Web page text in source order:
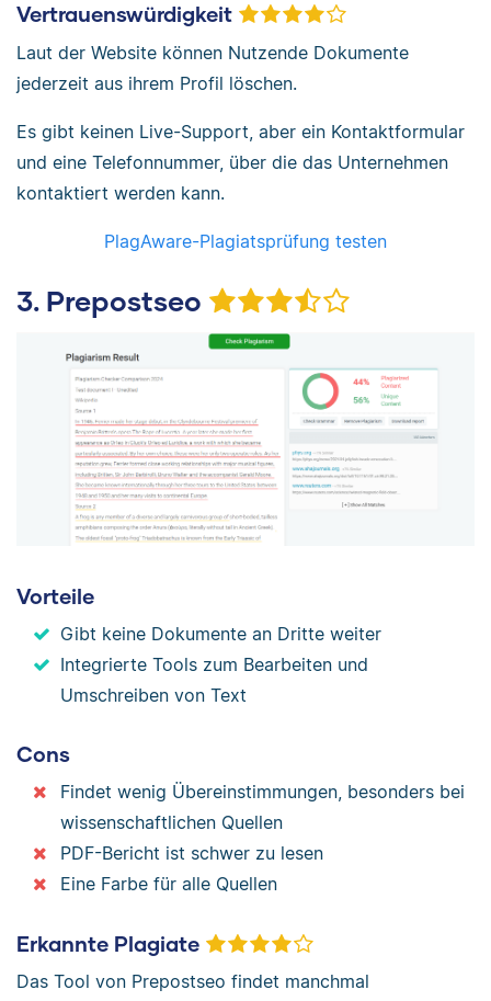
Vertrauenswürdigkeit
Laut der Website können Nutzende Dokumente
jederzeit aus ihrem Profil löschen.
Es gibt keinen Live-Support, aber ein Kontaktformular
und eine Telefonnummer, über die das Unternehmen
kontaktiert werden kann.
PlagAware-Plagiatsprüfung testen
3. Prepostseo
Vorteile
Gibt keine Dokumente an Dritte weiter
Integrierte Tools zum Bearbeiten und
Umschreiben von Text
Cons
Findet wenig Übereinstimmungen, besonders bei
wissenschaftlichen Quellen
PDF-Bericht ist schwer zu lesen
Eine Farbe für alle Quellen
Erkannte Plagiate
Das Tool von Prepostseo findet manchmal